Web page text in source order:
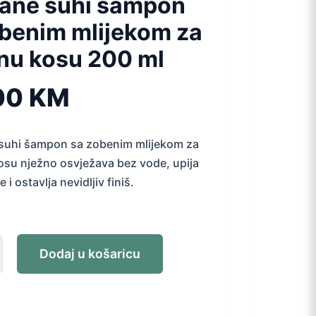
mlijekom za
kosu 200 ml
KM
šampon sa zobenim mlijekom za
nježno osvježava bez vode, upija
i ostavlja nevidljiv finiš.
Dodaj u košaricu